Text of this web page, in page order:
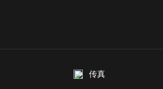
传真